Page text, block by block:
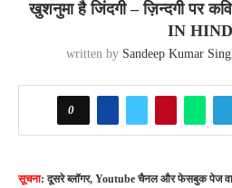
खुशनुमा है जिंदगी – ज़िन्दगी पर
IN
written by Sandeep Kumar
0
सूचना: दूसरे ब्लॉगर, Youtube चैनल और फेसबुक पेज